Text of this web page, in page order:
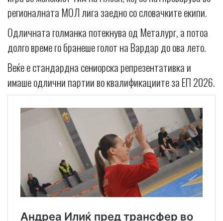
регионалната МОЛ лига заедно со словачките екипи.
Одличната голманка потекнува од Металург, а потоа
долго време го бранеше голот на Вардар до ова лето.
Веќе е стандардна сениорска репрезентативка и
имаше одлични партии во квалификациите за ЕП 2026.